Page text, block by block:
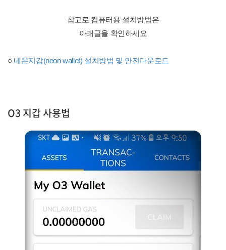
참고로 컴퓨터용 설치방법은
아래글을 확인하세요
○ 네온지갑(neon wallet) 설치방법 및 안전다운로드
O3 지갑 사용법